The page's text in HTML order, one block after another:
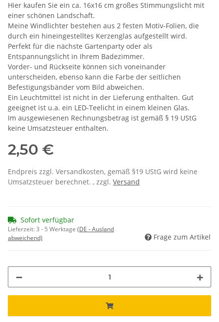
Hier kaufen Sie ein ca. 16x16 cm großes Stimmungslicht mit
einer schönen Landschaft.
Meine Windlichter bestehen aus 2 festen Motiv-Folien, die
durch ein hineingestelltes Kerzenglas aufgestellt wird.
Perfekt für die nächste Gartenparty oder als
Entspannungslicht in Ihrem Badezimmer.
Vorder- und Rückseite können sich voneinander
unterscheiden, ebenso kann die Farbe der seitlichen
Befestigungsbänder vom Bild abweichen.
Ein Leuchtmittel ist nicht in der Lieferung enthalten. Gut
geeignet ist u.a. ein LED-Teelicht in einem kleinen Glas.
Im ausgewiesenen Rechnungsbetrag ist gemäß § 19 UStG
keine Umsatzsteuer enthalten.
2,50 €
Endpreis zzgl. Versandkosten, gemäß §19 UStG wird keine
Umsatzsteuer berechnet. , zzgl. Versand
Sofort verfügbar
Lieferzeit:3 - 5 Werktage (DE - Ausland
abweichend)
Frage zum Artikel